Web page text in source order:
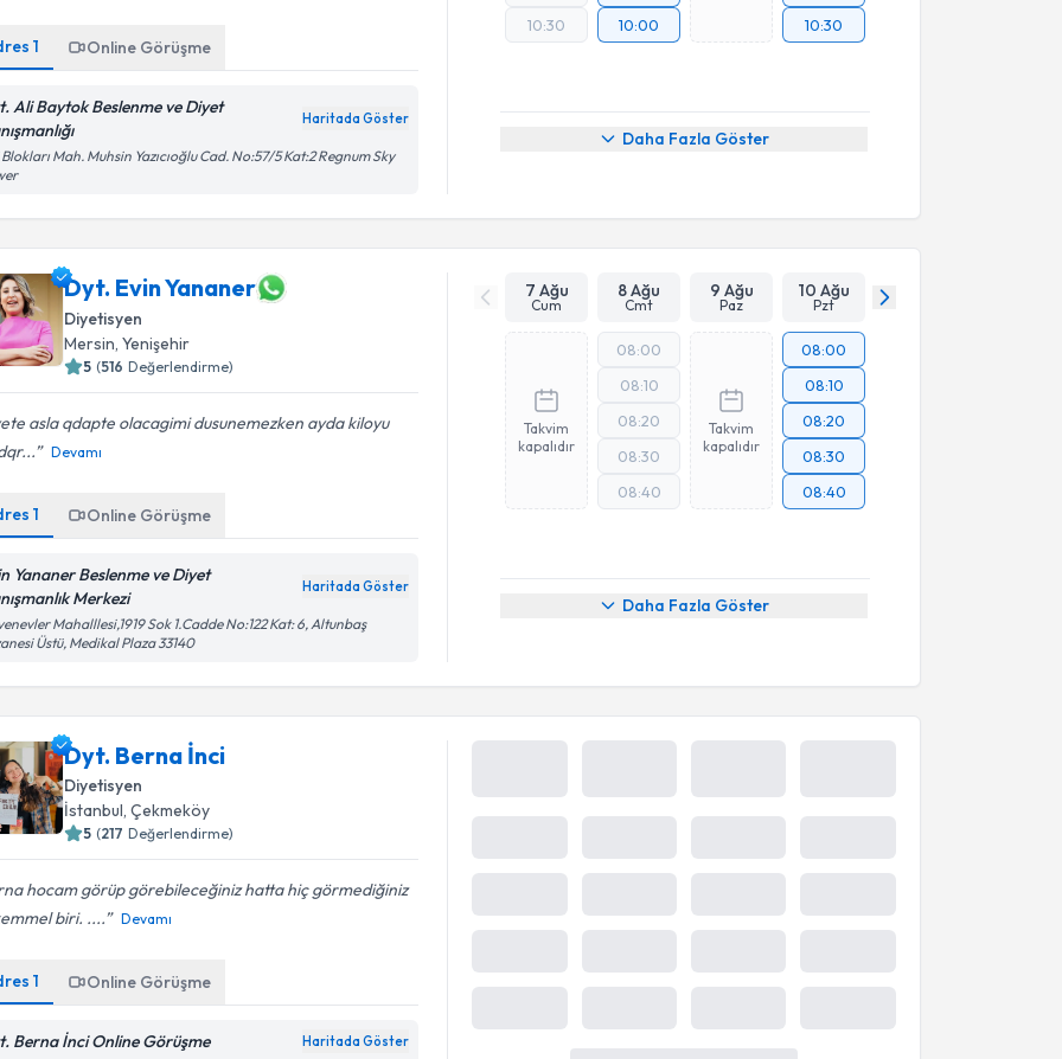
1 Online Görüşme
Ali Baytok Beslenme ve Diyet
Haritada Göster
Blokları Mah. Muhsin Yazıcıoğlu Cad. No:57/5 Kat:2 Regnum Sky
10:30
10:00
10:30
Daha Fazla Göster
Dyt. Evin Yananer
Diyetisyen
Mersin ,Yenişehir
5 (516 Değerlendirme)
asla qdapte olacagimi dusunemezken ayda kiloyu
Devamı
1 Online Görüşme
Yananer Beslenme ve Diyet
Merkezi
Haritada Göster
Mahalllesi,1919 Sok 1.Cadde No:122 Kat: 6, Altunbaş
Üstü, Medikal Plaza 33140
7 Ağu
Cum
8 Ağu
Cmt
9 Ağu
Paz
10 Ağu
Pzt
Takvim
kapalıdır
08:00
08:10
08:20
08:30
08:40
Takvim
kapalıdır
08:00
08:10
08:20
08:30
08:40
Daha Fazla Göster
Dyt. Berna İnci
Diyetisyen
İstanbul ,Çekmeköy
5 (217 Değerlendirme)
hocam️ görüp görebileceğiniz hatta hiç görmediğiniz
biri. ....
Devamı
1 Online Görüşme
Görüşme